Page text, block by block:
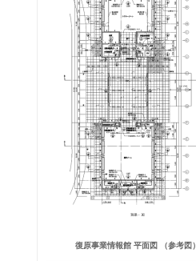
復原事業情報館 平面図 （参考図）